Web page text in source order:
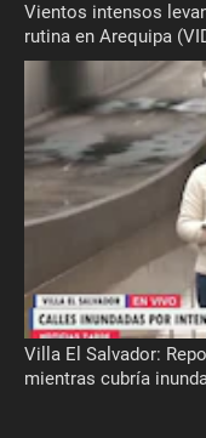
Vientos intensos
rutina en Arequipa
Villa El Salvador:
mientras cubría